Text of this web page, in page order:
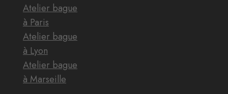
Atelier bague
à Paris
Atelier bague
à Lyon
Atelier bague
à Marseille